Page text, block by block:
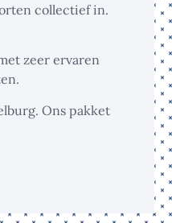
collectief in.
zeer ervaren
Ons pakket